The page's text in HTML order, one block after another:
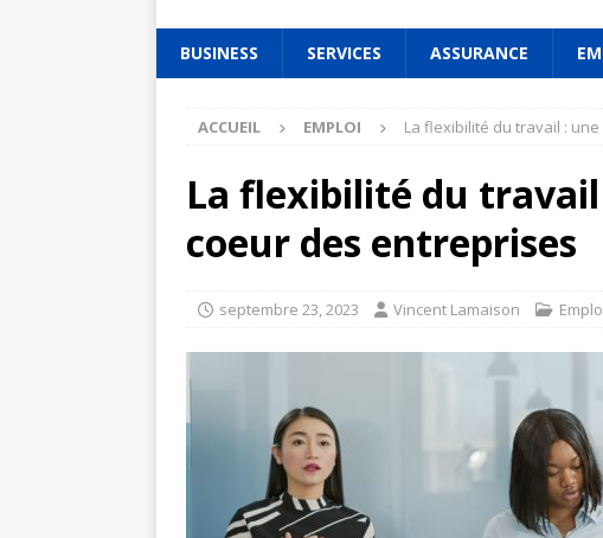
BUSINESS SERVICES ASSURANCE
ACCUEIL EMPLOI La flexibilité du travail :
La flexibilité du
coeur des entreprises
septembre 23, 2023 Vincent Lamaison